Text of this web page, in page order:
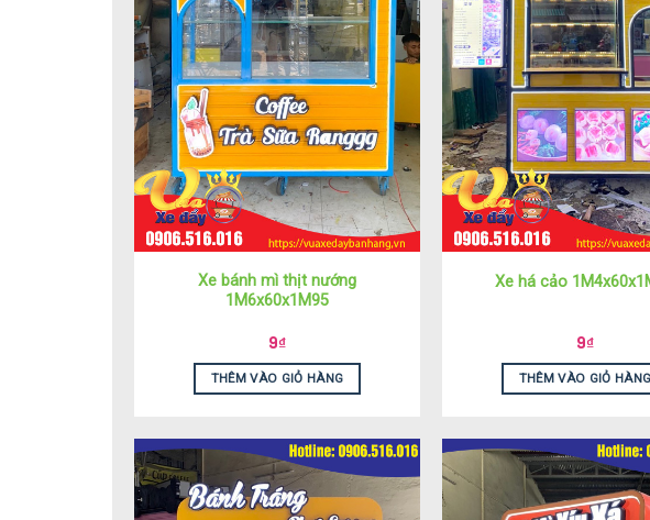
Xe bánh mì thịt nướng
1M6x60x1M95
9₫
THÊM VÀO GIỎ HÀNG
Xe há cảo
9₫
THÊM VÀO GIỎ HÀNG